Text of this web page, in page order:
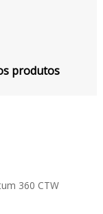
produtos
360 CTW